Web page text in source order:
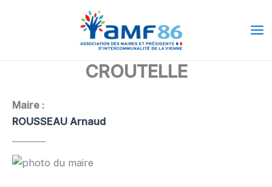
CROUTELLE
Maire :
ROUSSEAU Arnaud